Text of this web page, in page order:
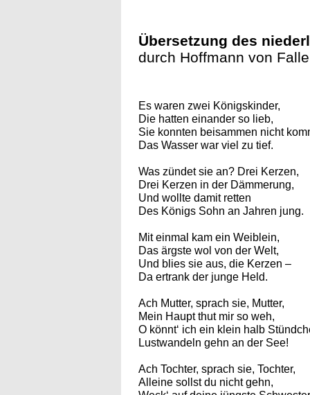
Übersetzung des
durch Hoffmann von
Es waren zwei Königskinder,
Die hatten einander so lieb,
Sie konnten beisammen nicht
Das Wasser war viel zu tief.
Was zündet sie an? Drei Kerzen,
Drei Kerzen in der Dämmerung,
Und wollte damit retten
Des Königs Sohn an Jahren jung.
Mit einmal kam ein Weiblein,
Das ärgste wol von der Welt,
Und blies sie aus, die Kerzen –
Da ertrank der junge Held.
Ach Mutter, sprach sie, Mutter,
Mein Haupt thut mir so weh,
O könnt‘ ich ein klein halb
Lustwandeln gehn an der See!
Ach Tochter, sprach sie, Tochter,
Alleine sollst du nicht gehn,